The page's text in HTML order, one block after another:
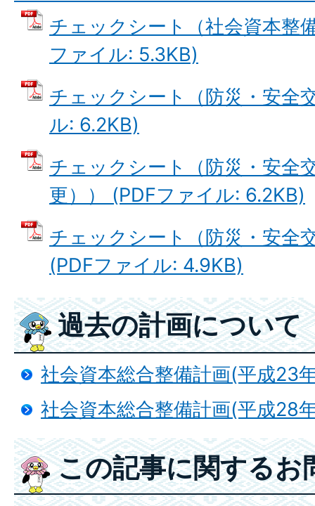
チェックシート（社会資本整
ファイル: 5.3KB)
チェックシート（防災・安全
ル: 6.2KB)
チェックシート（防災・安全
更）） (PDFファイル: 6.2KB)
チェックシート（防災・安全
(PDFファイル: 4.9KB)
過去の計画について
社会資本総合整備計画(平成23
社会資本総合整備計画(平成28
この記事に関するお